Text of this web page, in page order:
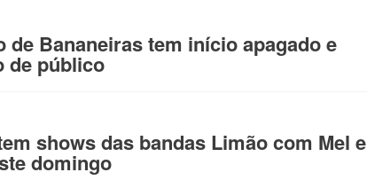
de Bananeiras tem início apagado e
de público
shows das bandas Limão com Mel e
domingo